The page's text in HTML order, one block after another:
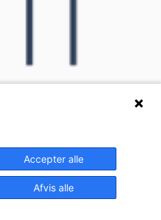
Accepter alle
Afvis alle